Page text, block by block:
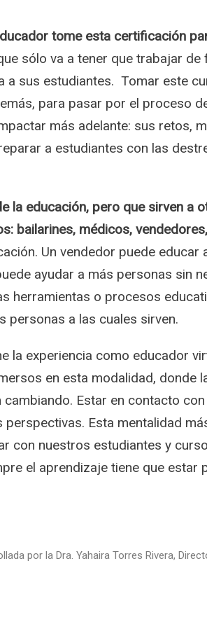
tome esta certificación
sólo va a tener que trabajar de
a sus estudiantes. Tomar este
para pasar por el proceso
más adelante: sus retos,
a estudiantes con las
la educación, pero que sirven a
bailarines, médicos,
Un vendedor puede educar
ayudar a más personas sin
herramientas o procesos
personas a las cuales sirven.
la experiencia como educador
en esta modalidad, donde
Estar en contacto
Esta mentalidad
con nuestros estudiantes y
el aprendizaje tiene que estar
por la Dra. Yahaira Torres Rivera,